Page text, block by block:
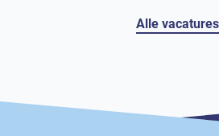
Alle vacatures